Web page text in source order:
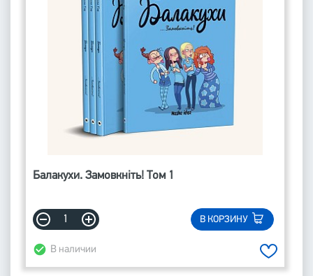
Балакухи. Замовкніть! Том 1
В КОРЗИНУ
В наличии